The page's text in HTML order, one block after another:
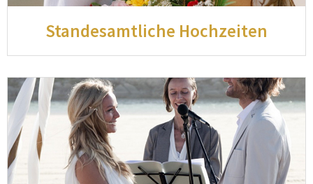
Standesamtliche Hochzeiten